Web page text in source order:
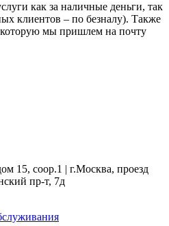
как за наличные деньги, так
клиентов – по безналу). Также
мы пришлем на почту
15, соор.1 | г.Москва, проезд
пр-т, 7д